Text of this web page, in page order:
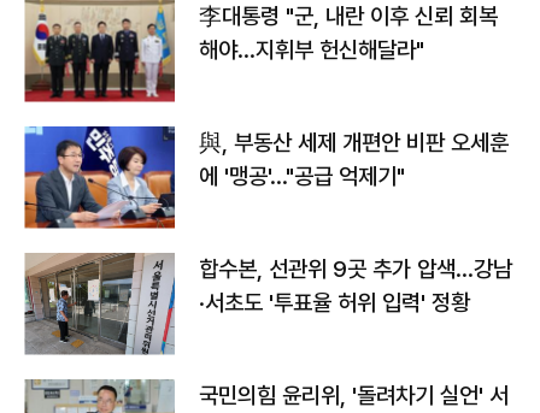
李대통령 "군, 내란 이후 신뢰 회복
해야…지휘부 헌신해달라"
與, 부동산 세제 개편안 비판 오세훈
에 '맹공'…"공급 억제기"
합수본, 선관위 9곳 추가 압색…강남
·서초도 '투표율 허위 입력' 정황
국민의힘 윤리위, '돌려차기 실언' 서